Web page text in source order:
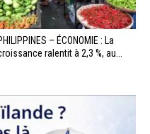
– ÉCONOMIE : La
ralentit à 2,3 %, au...